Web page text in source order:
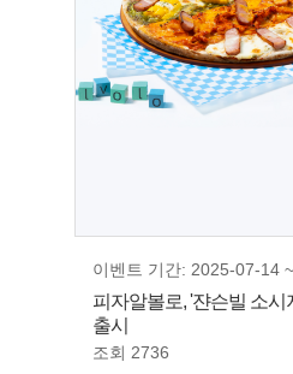
이벤트 기간: 2025-07-14
피자알볼로, '쟌슨빌 소시
출시
조회 2736